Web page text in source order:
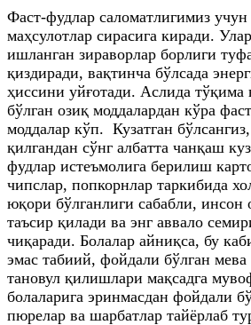
Фаст-фудлар саломатлигимиз учун
маҳсулотлар сирасига киради.
ишланган зираворлар борлиги
қиздиради, вақтинча бўлсада
ҳиссини уйғотади. Аслида тўқима
бўлган озиқ моддалардан кўра
моддалар кўп. Кузатган
қилгандан сўнг албатта чанқаш
фудлар истеъмолига берилиш
чипслар, попкорнлар таркибида
юқори бўлганлиги сабабли, инсон
таъсир қилади ва энг аввало
чиқаради. Болалар айниқса, бу
эмас табиий, фойдали бўлган мева
тановул қилишлари мақсадга
болаларига эринмасдан фойдали
пюрелар ва шарбатлар тайёрлаб